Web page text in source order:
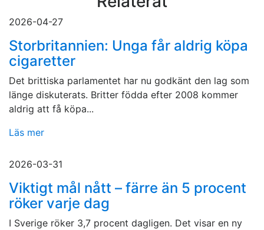
2026-04-27
Storbritannien: Unga får aldrig köpa
cigaretter
Det brittiska parlamentet har nu godkänt den lag som
länge diskuterats. Britter födda efter 2008 kommer
aldrig att få köpa...
Läs mer
2026-03-31
Viktigt mål nått – färre än 5 procent
röker varje dag
I Sverige röker 3,7 procent dagligen. Det visar en ny